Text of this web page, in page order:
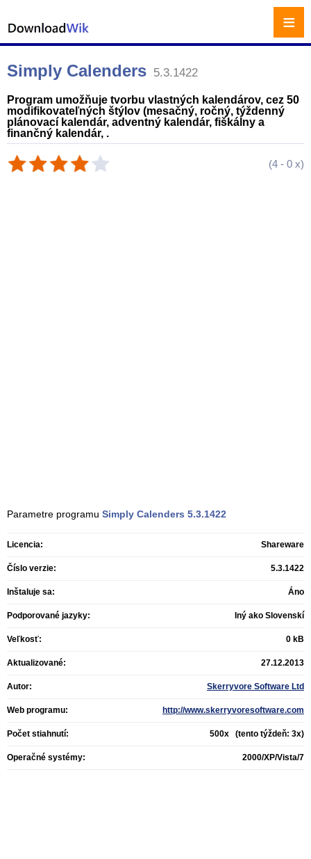
Simply Calenders 5.3.1422
Program umožňuje tvorbu vlastných kalendárov, cez 50
modifikovateľných štýlov (mesačný, ročný, týždenný
plánovací kalendár, adventný kalendár, fiškálny a
finančný kalendár, .
(4 - 0 x)
Parametre programu Simply Calenders 5.3.1422
Licencia: Shareware
Číslo verzie: 5.3.1422
Inštaluje sa: Áno
Podporované jazyky: Iný ako Slovenskí
Veľkosť: 0 kB
Aktualizované: 27.12.2013
Autor: Skerryvore Software Ltd
Web programu: http://www.skerryvoresoftware.com
Počet stiahnutí: 500x (tento týždeň: 3x)
Operačné systémy: 2000/XP/Vista/7
≡